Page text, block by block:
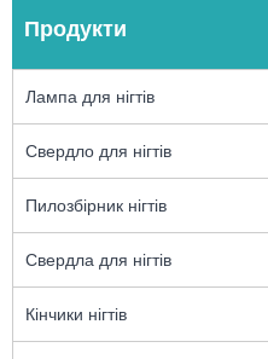
Продукти
Лампа для нігтів
Свердло для нігтів
Пилозбірник нігтів
Свердла для нігтів
Кінчики нігтів